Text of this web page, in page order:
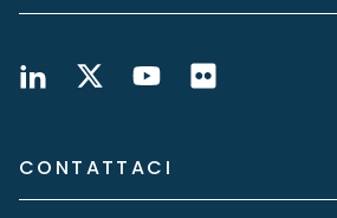
CONTATTACI